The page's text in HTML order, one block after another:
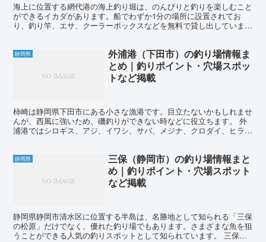
海上に位置する網代港の海上釣り堀は、のんびりと釣りを楽しむこと
ができるイカダがあります。船でわずか1分の場所に設置されてお
り、釣り竿、エサ、クーラーボックスなどを無料で貸し出しています
静岡県
外浦港（下田市）の釣り場情報ま
とめ｜釣りポイント・穴場スポッ
トなど掲載
柿崎は静岡県下田市にある小さな漁港です。目立たないかもしれませ
んが、西風に強いため、磯釣りができない時などに役立ちます。 外
浦港ではシロギス、アジ、イワシ、サバ、メジナ、クロダイ、ヒラ
静岡県
三保（静岡市）の釣り場情報まと
め｜釣りポイント・穴場スポット
など掲載
静岡県静岡市清水区に位置する半島は、名勝地として知られる「三保
の松原」だけでなく、優れた釣り場でもあります。さまざまな魚を狙
うことができる人気の釣りスポットとして知られています。 三保で